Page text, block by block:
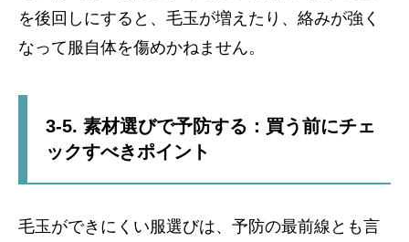
を後回しにすると、毛玉が増えたり、絡みが強く
なって服自体を傷めかねません。
3-5. 素材選びで予防する：買う前にチェ
ックすべきポイント
毛玉ができにくい服選びは、予防の最前線とも言